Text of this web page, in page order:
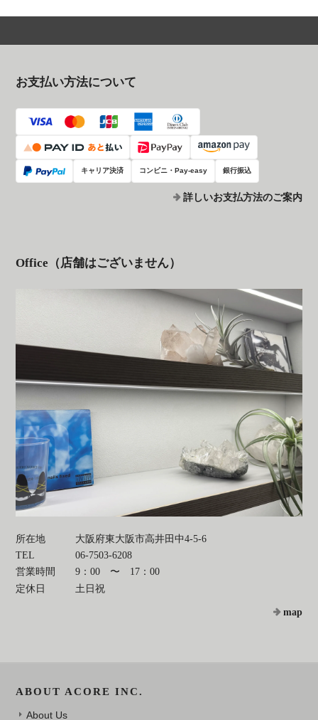
お支払い方法について
キャリア決済 コンビニ・Pay-easy 銀行振込
詳しいお支払方法のご案内
Office（店舗はございません）
所在地
大阪府東大阪市高井田中4-5-6
TEL
06-7503-6208
営業時間
9：00 〜 17：00
定休日
土日祝
map
ABOUT ACORE INC.
About Us